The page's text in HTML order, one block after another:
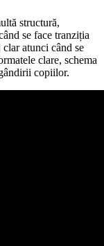
structură,
se face tranziția
atunci când se
clare, schema
copiilor.